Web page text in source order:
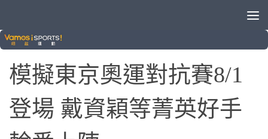
未分類
模擬東京奧運對抗賽8/1
登場 戴資穎等菁英好手